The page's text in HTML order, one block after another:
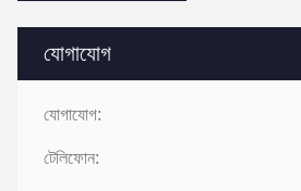
যোগাযোগ
যোগাযোগ:
টেলিফোন: